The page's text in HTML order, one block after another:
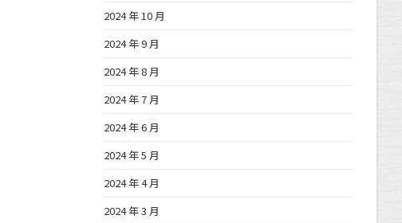
2024 年 10 月
2024 年 9 月
2024 年 8 月
2024 年 7 月
2024 年 6 月
2024 年 5 月
2024 年 4 月
2024 年 3 月